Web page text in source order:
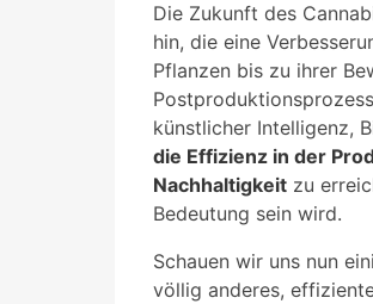
Die Zukunft des
hin, die eine
Pflanzen bis zu ihrer
künstlicher Intelligenz,
die Effizienz in der
Nachhaltigkeit zu
Bedeutung sein wird.
Schauen wir uns nun
völlig anderes,